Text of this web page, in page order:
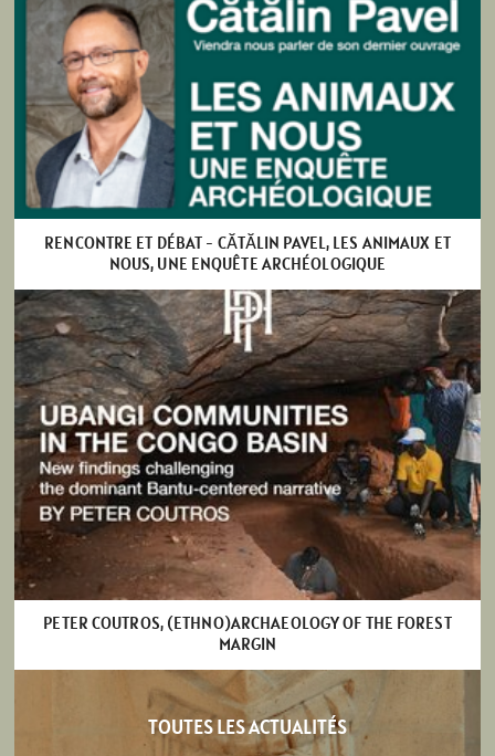
RENCONTRE ET DÉBAT - CĂTĂLIN PAVEL, LES ANIMAUX ET
NOUS, UNE ENQUÊTE ARCHÉOLOGIQUE
PETER COUTROS, (ETHNO)ARCHAEOLOGY OF THE FOREST
MARGIN
TOUTES LES ACTUALITÉS